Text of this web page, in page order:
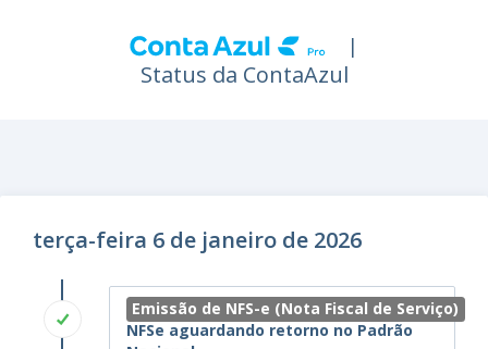
|
Status da ContaAzul
terça-feira 6 de janeiro de 2026
Emissão de NFS-e (Nota Fiscal de Serviço)
NFSe aguardando retorno no Padrão